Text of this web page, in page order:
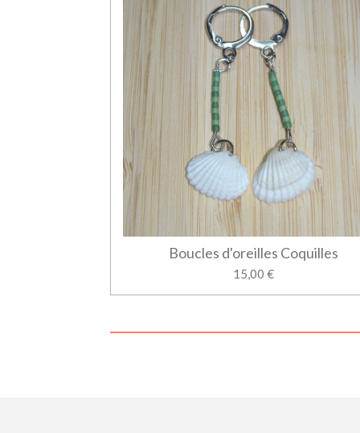
Boucles d'oreilles Coquilles
15,00 €